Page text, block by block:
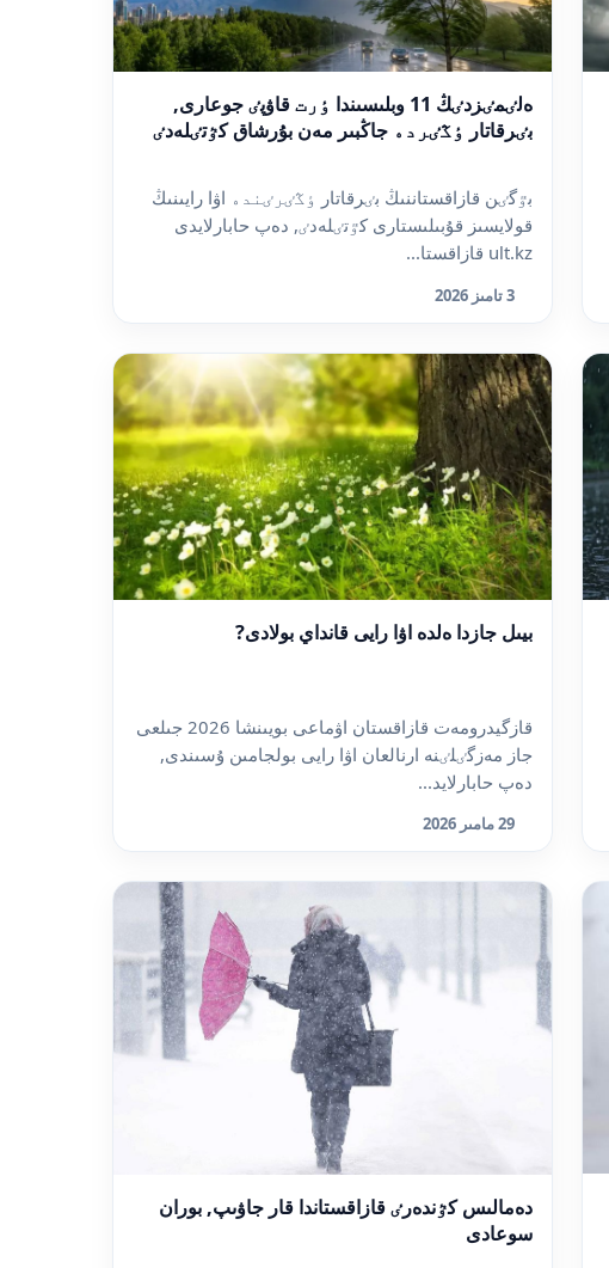
ەلٸمٸزدٸڭ 11 وبلىسىندا ٶرت قاۋپٸ جوعارى,
بٸرقاتار ٶڭٸردە جاڭبىر مەن بۇرشاق كٷتٸلەدٸ
بٷگٸن قازاقستاننىڭ بٸرقاتار ٶڭٸرٸندە اۋا رايىنىڭ
قولايسىز قۇبىلىستارى كٷتٸلەدٸ, دەپ حابارلايدى
ult.kz قازاقستا...
3 تامىز 2026
بيىل جازدا ەلدە اۋا رايى قانداي بولادى?
قازگيدرومەت قازاقستان اۋماعى بويىنشا 2026 جىلعى
جاز مەزگٸلٸنە ارنالعان اۋا رايى بولجامىن ۇسىندى,
دەپ حابارلايد...
29 مامىر 2026
دەمالىس كٷندەرٸ قازاقستاندا قار جاۋىپ, بوران
سوعادى